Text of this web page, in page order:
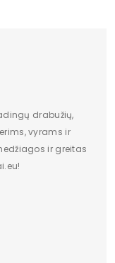
drabužių,
vyrams ir
ir greitas